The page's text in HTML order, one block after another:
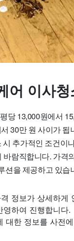
어 이사
당 13,000원에서
30만 원 사이가
추가적인 조건이
람직합니다. 가격
션을 제공하고 있습
정보가 상세하게
하여 진행합니다.
대한 정보를 사전